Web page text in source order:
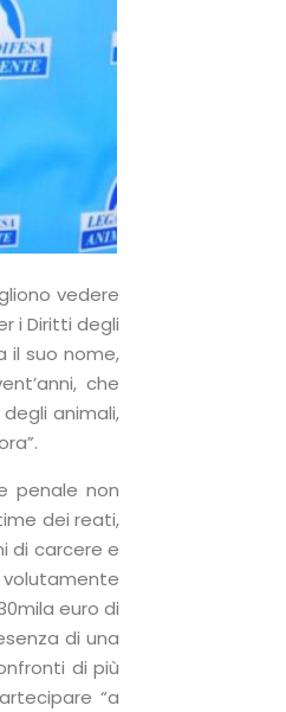
vedere
i Diritti degli
il suo nome,
che
animali,
penale non
dei reati,
di carcere e
euro di
di una
di più
“a